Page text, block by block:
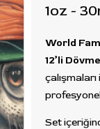
1oz -
World
12’li
Set